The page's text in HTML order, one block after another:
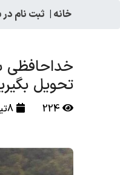
خانه | ثبت نام
تحویل
224 8تیر1405